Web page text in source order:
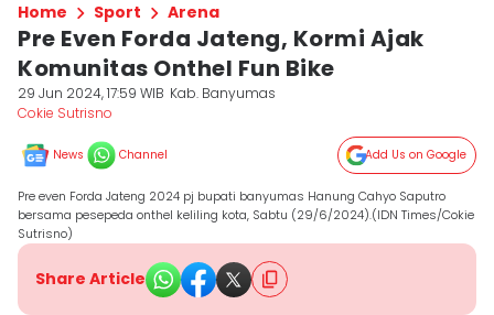
Home Sport Arena
Pre Even Forda Jateng, Kormi Ajak
Komunitas Onthel Fun Bike
29 Jun 2024, 17:59 WIB Kab. Banyumas
Cokie Sutrisno
News Channel Add Us on Google
Pre even Forda Jateng 2024 pj bupati banyumas Hanung Cahyo Saputro
bersama pesepeda onthel keliling kota, Sabtu (29/6/2024).(IDN Times/Cokie
Sutrisno)
Share Article